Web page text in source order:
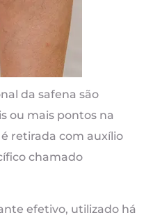
da safena são
ou mais pontos na
retirada com auxílio
chamado
efetivo, utilizado há